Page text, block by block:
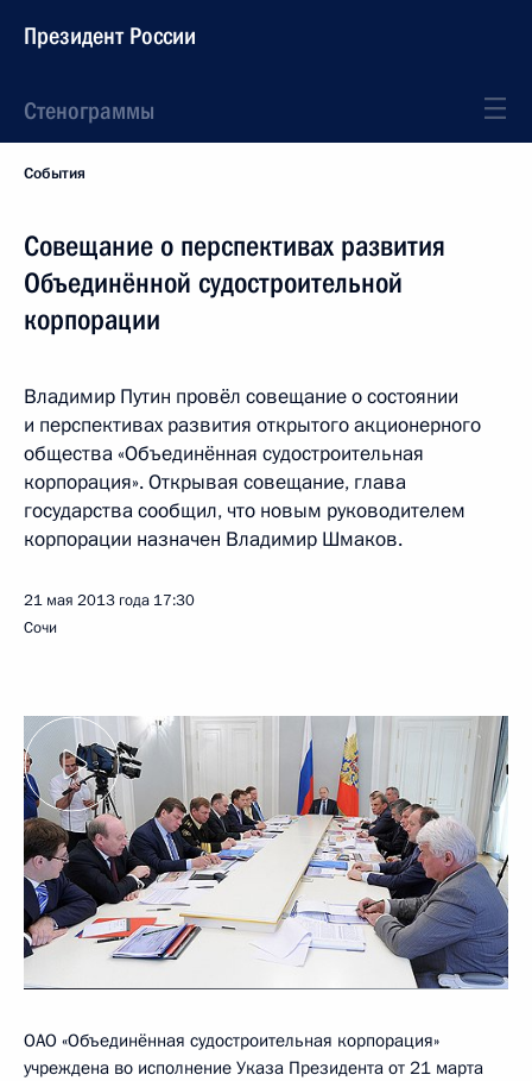
Президент России
Стенограммы
События
Совещание о перспективах развития
Объединённой судостроительной
корпорации
Владимир Путин провёл совещание о состоянии
и перспективах развития открытого акционерного
общества «Объединённая судостроительная
корпорация». Открывая совещание, глава
государства сообщил, что новым руководителем
корпорации назначен Владимир Шмаков.
21 мая 2013 года 17:30
Сочи
ОАО «Объединённая судостроительная корпорация»
учреждена во исполнение Указа Президента от 21 марта